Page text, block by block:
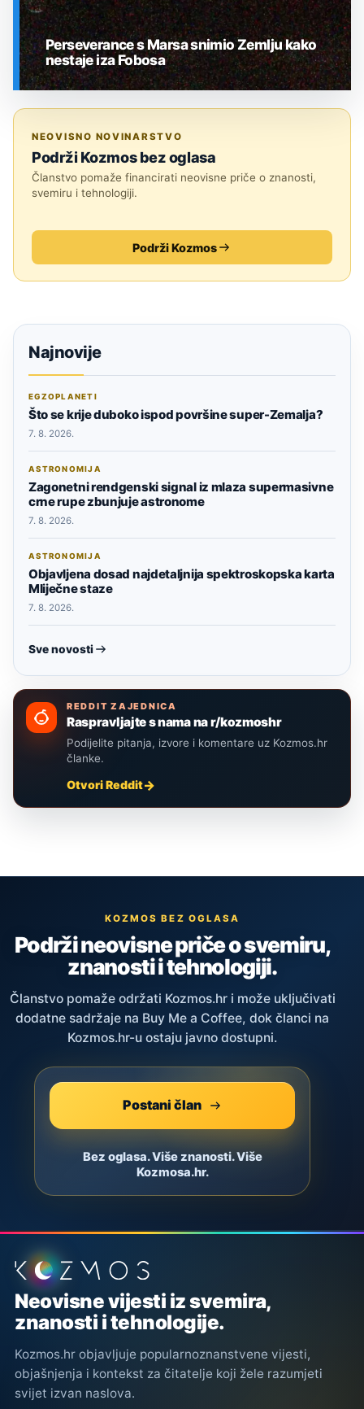
Perseverance s Marsa snimio Zemlju kako
nestaje iza Fobosa
NEOVISNO NOVINARSTVO
Podrži Kozmos bez oglasa
Članstvo pomaže financirati neovisne priče o znanosti,
svemiru i tehnologiji.
Podrži Kozmos
Najnovije
EGZOPLANETI
Što se krije duboko ispod površine super-Zemalja?
7. 8. 2026.
ASTRONOMIJA
Zagonetni rendgenski signal iz mlaza supermasivne
crne rupe zbunjuje astronome
7. 8. 2026.
ASTRONOMIJA
Objavljena dosad najdetaljnija spektroskopska karta
Mliječne staze
7. 8. 2026.
Sve novosti
REDDIT ZAJEDNICA
Raspravljajte s nama na r/kozmoshr
Podijelite pitanja, izvore i komentare uz Kozmos.hr
članke.
Otvori Reddit
KOZMOS BEZ OGLASA
Podrži neovisne priče o svemiru,
znanosti i tehnologiji.
Članstvo pomaže održati Kozmos.hr i može uključivati
dodatne sadržaje na Buy Me a Coffee, dok članci na
Kozmos.hr-u ostaju javno dostupni.
Postani član
Bez oglasa. Više znanosti. Više
Kozmosa.hr.
Podnožje stranice
Neovisne vijesti iz svemira,
znanosti i tehnologije.
Kozmos.hr objavljuje popularnoznanstvene vijesti,
objašnjenja i kontekst za čitatelje koji žele razumjeti
svijet izvan naslova.